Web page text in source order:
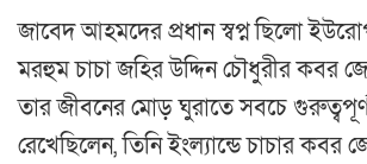
জাবেদ আহমদের প্রধান স্বপ্ন ছিলো
মরহুম চাচা জহির উদ্দিন চৌধুরীর কবর
তার জীবনের মোড় ঘুরাতে সবচে
রেখেছিলেন, তিনি ইংল্যান্ডে চাচার কবর